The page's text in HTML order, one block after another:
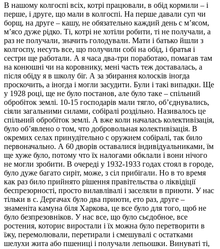
В нашому колгоспі всіх, котрі працювали, в обід кормили – і
перше, і друге, що мали в колгоспі. На перше давали суп чи
борщ, на друге – кашу, не обязательно каждий день с м’ясом,
м’ясо дуже рідко. Ті, котрі не хотіли робити, ті не получали, а
раз не получали, значить голодували. Мати і батько йшли з
колгоспу, несуть все, що получили собі на обід, і братья і
сестри ще работали. А я часа два-три поработаю, помагав там
на конюшні чи на коровнику, мені часть теж доставалась, а
після обіду я в школу біг. А за збирання колосків іногда
проскочить, а іногда і могли засудити. Були і такі випадки. Ще
у 1928 році, ще не було постанов, але було таке – спільний
обробіток землі. 10-15 господарів мали тягло, об’єднувались,
сіяли загальними силами, собіралі роздільно. Називалось це
спільний обробіток землі. А вже коли началась колективізація,
було об’явлено о том, что добровольная колективізація. В
окремих селах принудітельно с оружием собіралі, так било
первоначально. А 60 дворів оставалися індивідуальниками, їм
ще хуже було, потому что їх налогами обклали і вони нічого
не могли зробити. В очереді у 1932-1933 годах стоял в городе,
було дуже багато сиріт, може, з сіл прибігали. Но в то время
как раз било прийнято рішення правітельства о ліквідіції
беспрезорності, просто вилавлівалі і заселяли в приюти. У нас
тільки в с. Дергачах було два приюти, ето раз, друге –
знаменіта камуна біля Харкова, це все було для того, щоб не
було безпрезовніков. У нас все, що було сьєдобное, все
ростения, коториє виростали і їх можна було перетворити в
їжу, перемолювали, перетирали і смешувалі с остатками
шелухи жита або пшениці і получали лепьошки. Винуваті ті,